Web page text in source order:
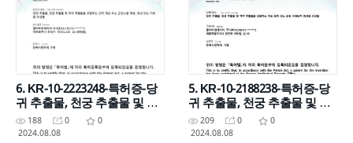
6. KR-10-2223248-특허증-당
귀 추출물, 천궁 추출물 및 작
약 추출물을 포함하는 근력개
선 또는 근감소증 예방, 개선
188 0
0
2024.08.08
5. KR-10-2188238-특허증-당
귀 추출물, 천궁 추출물 및 작
약 추출물을 포함하는 피로 회
복 또는 운동 수행능력 증진용
209 0
0
2024.08.08